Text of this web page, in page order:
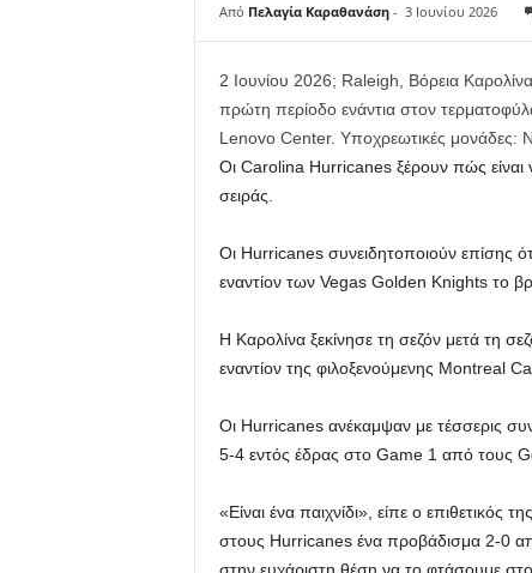
Από Πελαγία Καραθανάση - 3 Ιουνίου 2026
2 Ιουνίου 2026; Raleigh, Βόρεια
πρώτη περίοδο ενάντια στον
Lenovo Center. Υποχρεωτικές
Οι Carolina Hurricanes ξέρουν πώς είναι
σειράς.
Οι Hurricanes συνειδητοποιούν επίσης
εναντίον των Vegas Golden Knights το
Η Καρολίνα ξεκίνησε τη σεζόν μετά τη
εναντίον της φιλοξενούμενης Montreal
Οι Hurricanes ανέκαμψαν με τέσσερις
5-4 εντός έδρας στο Game 1 από τους
«Είναι ένα παιχνίδι», είπε ο
στους Hurricanes ένα προβάδισμα 2-0